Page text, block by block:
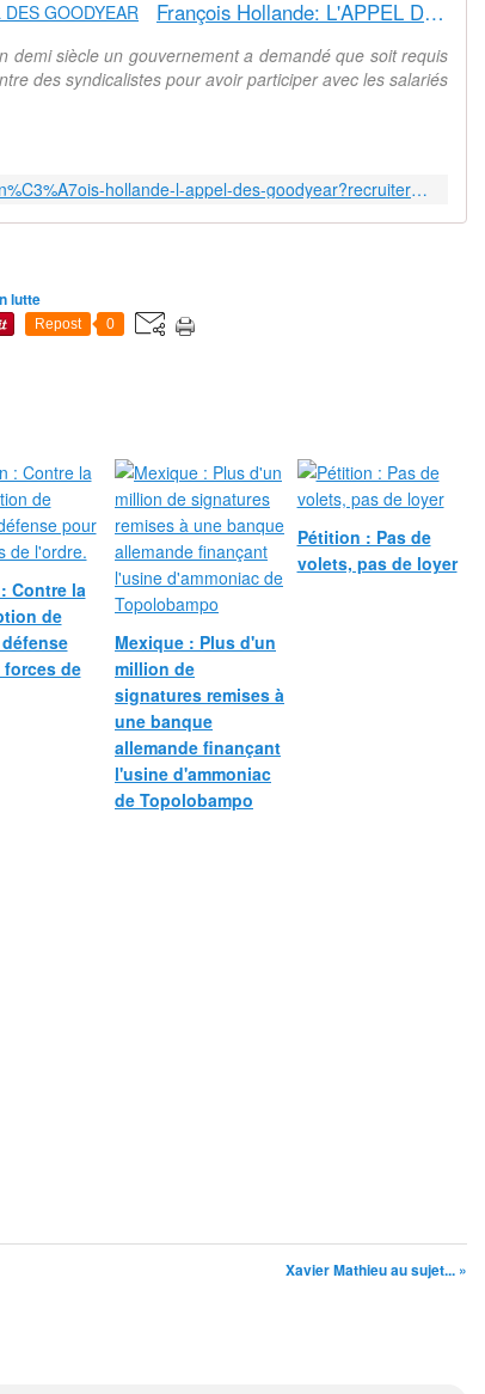
François Hollande: L'APPEL DES GOODYEAR
demi siècle un gouvernement a demandé que soit requis
des syndicalistes pour avoir participer avec les salariés
https://www.change.org/p/fran%C3%A7ois-hollande-l-appel-des-goodyear?recruiter=102271190&utm_source=share_petition&utm_medium=facebook&utm_campaign=autopublish&utm_term=des-lg-action_alert-no_msg&fb_ref=Default
lutte
Repost 0
Contre la
de
de
Mexique : Plus d'un
million de
signatures remises à
une banque
allemande finançant
l'usine d'ammoniac
de Topolobampo
Pétition : Pas de
volets, pas de loyer
Xavier Mathieu au sujet... »